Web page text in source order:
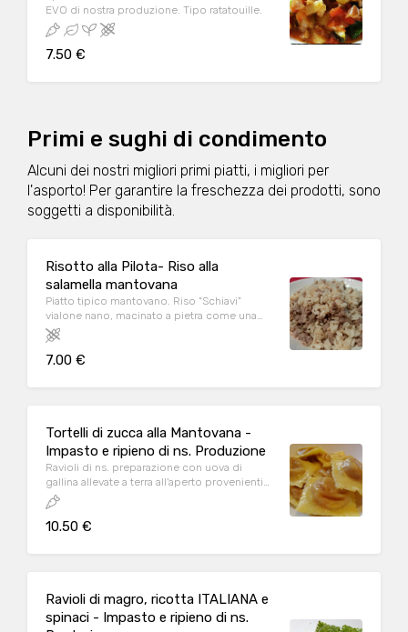
EVO di nostra produzione. Tipo ratatouille.
7.50 €
Primi e sughi di condimento
Alcuni dei nostri migliori primi piatti, i migliori per
l'asporto! Per garantire la freschezza dei prodotti, sono
soggetti a disponibilità.
Risotto alla Pilota- Riso alla
salamella mantovana
Piatto tipico mantovano. Riso "Schiavi"
vialone nano, macinato a pietra come una
volta.
7.00 €
Tortelli di zucca alla Mantovana -
Impasto e ripieno di ns. Produzione
Ravioli di ns. preparazione con uova di
gallina allevate a terra all'aperto provenienti
da ns. allevamento a GAZOLDO DEGLI
IPPOLITI. Saltati in burro e salvia.
10.50 €
Ravioli di magro, ricotta ITALIANA e
spinaci - Impasto e ripieno di ns.